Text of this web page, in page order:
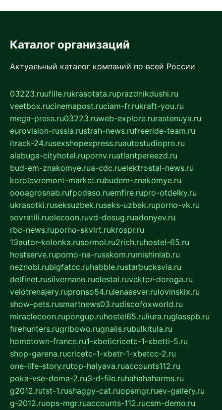
Каталог организаций
Актуальный каталог компаний по всей России
03223.ruufille.rukrasotata.ruprazdnikdushi.ru
veetbox.rucinemapost.ruciam-fr.rukraft-you.ru
mega-press.ru03223.ruweb-explore.rurastenuya.ru
eurovision-russia.rustrah-news.rufreeride-team.ru
itrack-24.rusexshopexpress.ruautostudiopro.ru
alabuga-cityhotel.rupornv.ruatlantpereezd.ru
bud-em-znakomye.rua-cdc.ruelektrostal-news.ru
korolevremont-market.rubudem-znakomye.ru
oooagrosnab.rufpodaso.ruemfire.rupro-otdelky.ru
ukrasotki.ruseksuzbek.ruseks-uzbek.ruporno-vk.ru
sovratili.ruolecoon.ruvd-dosug.ruadonyev.ru
rbc-news.ruporno-skvirt.rukrospr.ru
13autor-kolonka.rusormol.ru2rich.ruhostel-65.ru
hostserve.ruporno-na-russkom.rumishinlab.ru
neznobi.rubigfatcc.ruhabble.rustarbucksvia.ru
delfinet.rusilvernano.ruelestal.ruvektor-doroga.ru
velotrenajery.rupronso54.rulenasever.rulovinskix.ru
show-pets.rusmartnews03.rudiscofoxworld.ru
miraclecoon.rupongup.ruhostel65.ruliura.ruglasspb.ru
firehunters.rugribowo.rugnalis.rubulkitula.ru
hometown-france.ru1-xbeticricetc-1-xbetti-5.ru
shop-garena.rucricetc-1-xbetr-1-xbetcc-2.ru
one-life-story.rutop-halyava.ruaccounts112.ru
poka-vse-doma-2.ru3-d-file.ruhahahaharms.ru
g2012.rutst-1.rushaggy-cat.ruopsmgr.ruev-gallery.ru
g-2012.ruops-mgr.ruaccounts-112.rucsm-demo.ru